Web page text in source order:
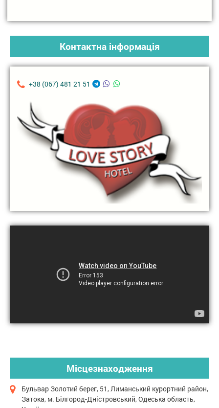
Місцезнаходження
Бульвар Золотий берег, 51, Лиманський курортний район,
Затока, м. Білгород-Дністровський, Одеська область,
Контактна інформація
+38 (067) 481 21 51